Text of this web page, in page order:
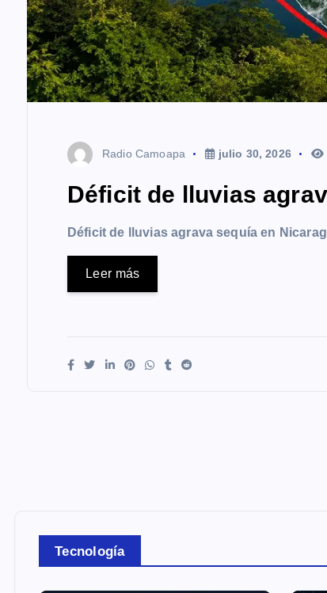
Radio Camoapa julio 30, 2026
Déficit de lluvias
Déficit de lluvias agrava sequía en
Leer más
Tecnología